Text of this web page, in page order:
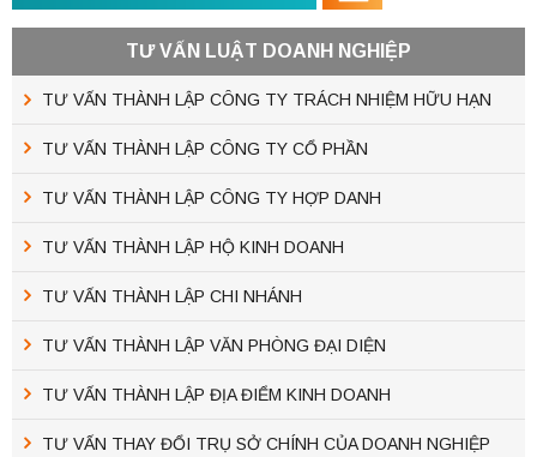
TƯ VẤN LUẬT DOANH NGHIỆP
TƯ VẤN THÀNH LẬP CÔNG TY TRÁCH NHIỆM HỮU HẠN
TƯ VẤN THÀNH LẬP CÔNG TY CỔ PHẦN
TƯ VẤN THÀNH LẬP CÔNG TY HỢP DANH
TƯ VẤN THÀNH LẬP HỘ KINH DOANH
TƯ VẤN THÀNH LẬP CHI NHÁNH
TƯ VẤN THÀNH LẬP VĂN PHÒNG ĐẠI DIỆN
TƯ VẤN THÀNH LẬP ĐỊA ĐIỂM KINH DOANH
TƯ VẤN THAY ĐỔI TRỤ SỞ CHÍNH CỦA DOANH NGHIỆP